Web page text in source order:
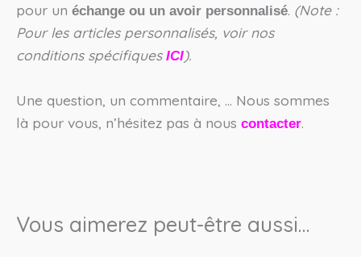
pour un échange ou un avoir personnalisé. (Note :
Pour les articles personnalisés, voir nos
conditions spécifiques ICI).
Une question, un commentaire, … Nous sommes
là pour vous, n’hésitez pas à nous contacter.
Vous aimerez peut-être aussi…